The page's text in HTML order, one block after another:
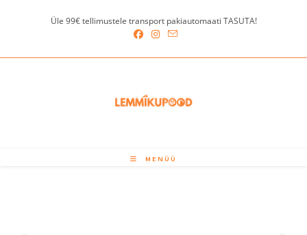
Üle 99€ tellimustele transport pakiautomaati TASUTA!
MENÜÜ